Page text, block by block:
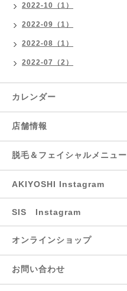
2022-10（1）
2022-09（1）
2022-08（1）
2022-07（2）
カレンダー
店舗情報
脱毛＆フェイシャルメニュー
AKIYOSHI Instagram
SIS Instagram
オンラインショップ
お問い合わせ